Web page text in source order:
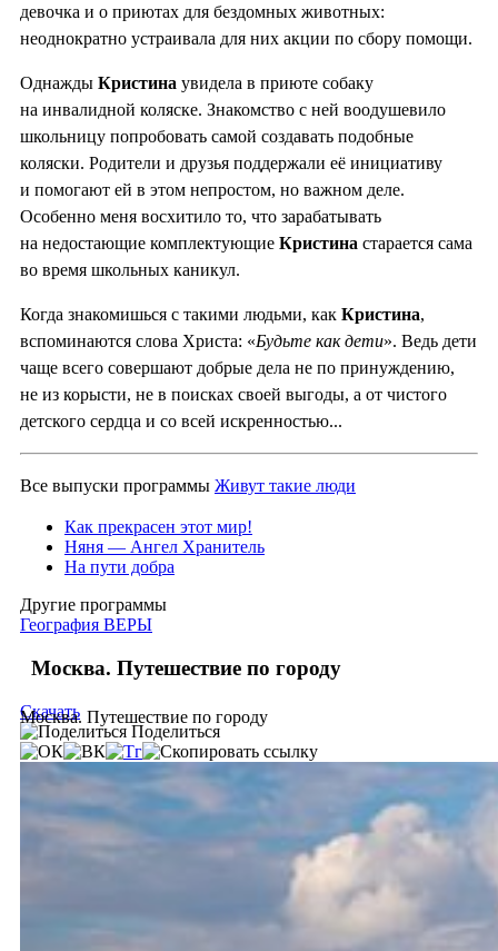
девочка и о приютах для бездомных животных:
неоднократно устраивала для них акции по сбору помощи.
Однажды Кристина увидела в приюте собаку
на инвалидной коляске. Знакомство с ней воодушевило
школьницу попробовать самой создавать подобные
коляски. Родители и друзья поддержали её инициативу
и помогают ей в этом непростом, но важном деле.
Особенно меня восхитило то, что зарабатывать
на недостающие комплектующие Кристина старается сама
во время школьных каникул.
Когда знакомишься с такими людьми, как Кристина,
вспоминаются слова Христа: «Будьте как дети». Ведь дети
чаще всего совершают добрые дела не по принуждению,
не из корысти, не в поисках своей выгоды, а от чистого
детского сердца и со всей искренностью...
Все выпуски программы Живут такие люди
Как прекрасен этот мир!
Няня — Ангел Хранитель
На пути добра
Другие программы
География ВЕРЫ
Москва. Путешествие по городу
Москва. Путешествие по городу
Скачать
Поделиться